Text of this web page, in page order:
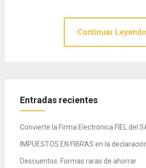
Continuar Leyendo
Entradas recientes
Convierte la Firma Electrónica FIEL del
IMPUESTOS EN FIBRAS en la
Descuentos. Formas raras de ahorrar